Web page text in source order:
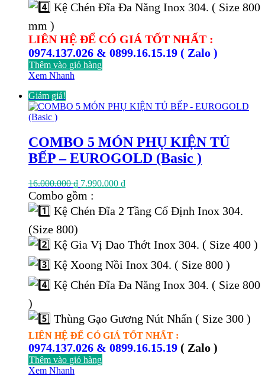
Kệ Chén Đĩa Đa Năng Inox 304. ( Size 800
mm )
LIÊN HỆ ĐỂ CÓ GIÁ TỐT NHẤT :
0974.137.026 & 0899.16.15.19 ( Zalo )
Thêm vào giỏ hàng
Xem Nhanh
Giảm giá!
COMBO 5 MÓN PHỤ KIỆN TỦ
BẾP – EUROGOLD (Basic )
16.000.000₫ Giá
gốc
16.000.000 ₫.
7.990.000 ₫Giá
là:
Combo gồm :
Kệ Chén Đĩa 2 Tầng Cố Định Inox 304.
(Size 800)
Kệ Gia Vị Dao Thớt Inox 304. ( Size 400 )
Kệ Xoong Nồi Inox 304. ( Size 800 )
Kệ Chén Đĩa Đa Năng Inox 304. ( Size 800
)
Thùng Gạo Gương Nút Nhấn ( Size 300 )
LIÊN HỆ ĐỂ CÓ GIÁ TỐT NHẤT :
0974.137.026 & 0899.16.15.19 ( Zalo )
Thêm vào giỏ hàng
Xem Nhanh